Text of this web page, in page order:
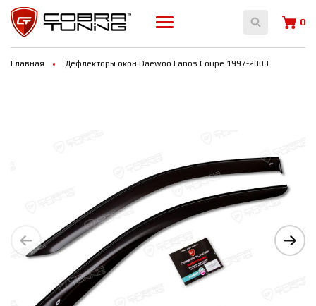
0
Главная Дефлекторы окон Daewoo Lanos Coupe 1997-2003